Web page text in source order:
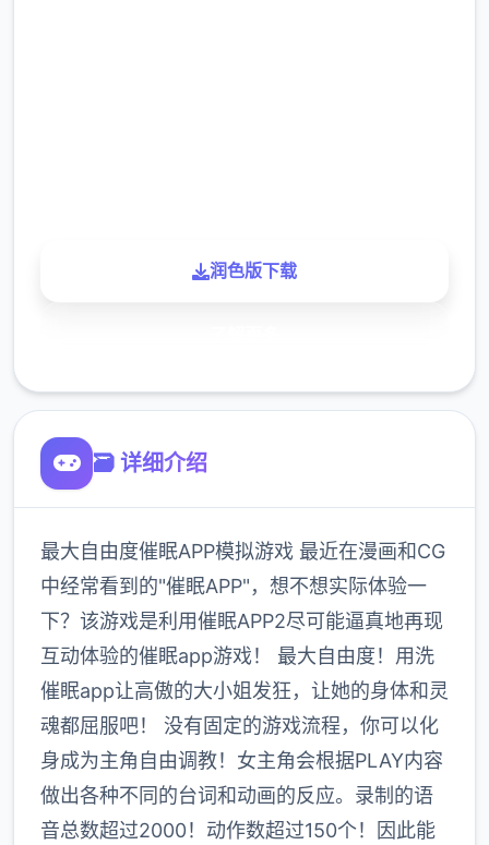
润色版下载
🗃️ 详细介绍
最大自由度催眠APP模拟游戏 最近在漫画和CG
中经常看到的"催眠APP"，想不想实际体验一
下？该游戏是利用催眠APP2尽可能逼真地再现
互动体验的催眠app游戏！ 最大自由度！用洗
催眠app让高傲的大小姐发狂，让她的身体和灵
魂都屈服吧！ 没有固定的游戏流程，你可以化
身成为主角自由调教！女主角会根据PLAY内容
做出各种不同的台词和动画的反应。录制的语
音总数超过2000！动作数超过150个！因此能